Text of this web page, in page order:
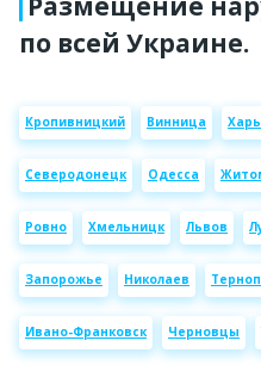
по всей Украине.
Кропивницкий Винница
Северодонецк Одесса
Ровно Хмельницк Львов
Запорожье Николаев
Ивано-Франковск Черновцы